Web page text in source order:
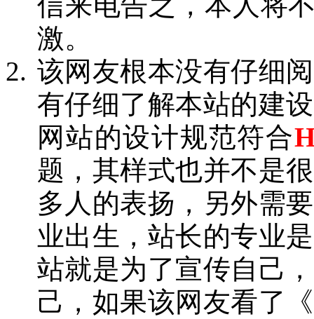
激。
该网友根本没有仔细
有仔细了解本站的建
网站的设计规范符合
题，其样式也并不是
多人的表扬，另外需
业出生，站长的专业
站就是为了宣传自己
己，如果该网友看了《